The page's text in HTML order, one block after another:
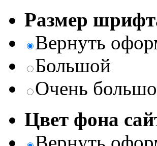
Размер
Вернуть
Большой
Очень
Цвет фона